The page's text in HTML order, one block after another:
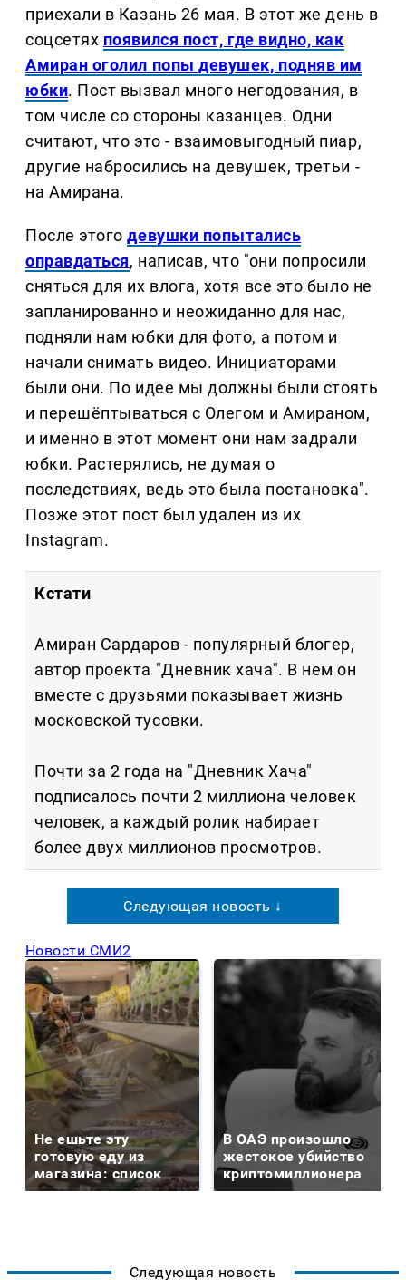
приехали в Казань 26 мая. В этот же день в
соцсетях появился пост, где видно, как
Амиран оголил попы девушек, подняв им
юбки. Пост вызвал много негодования, в
том числе со стороны казанцев. Одни
считают, что это - взаимовыгодный пиар,
другие набросились на девушек, третьи -
на Амирана.
После этогодевушки попытались
оправдаться, написав, что "они попросили
сняться для их влога, хотя все это было не
запланированно и неожиданно для нас,
подняли нам юбки для фото, а потом и
начали снимать видео. Инициаторами
были они. По идее мы должны были стоять
и перешёптываться с Олегом и Амираном,
и именно в этот момент они нам задрали
юбки. Растерялись, не думая о
последствиях, ведь это была постановка".
Позже этот пост был удален из их
Instagram.
Кстати
Амиран Сардаров - популярный блогер,
автор проекта "Дневник хача". В нем он
вместе с друзьями показывает жизнь
московской тусовки.
Почти за 2 года на "Дневник Хача"
подписалось почти 2 миллиона человек
человек, а каждый ролик набирает
более двух миллионов просмотров.
Следующая новость ↓
Новости СМИ2
Не ешьте эту
готовую еду из
магазина: список
В ОАЭ произошло
жестокое убийство
криптомиллионера
Следующая новость